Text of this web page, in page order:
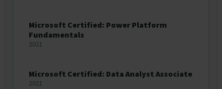
Microsoft Certified: Power Platform
Fundamentals
2021
Microsoft Certified: Data Analyst Associate
2021